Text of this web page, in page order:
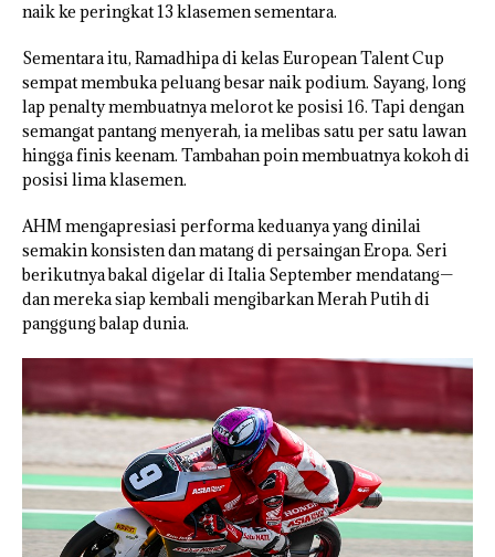
naik ke peringkat 13 klasemen sementara.
Sementara itu, Ramadhipa di kelas European Talent Cup
sempat membuka peluang besar naik podium. Sayang, long
lap penalty membuatnya melorot ke posisi 16. Tapi dengan
semangat pantang menyerah, ia melibas satu per satu lawan
hingga finis keenam. Tambahan poin membuatnya kokoh di
posisi lima klasemen.
AHM mengapresiasi performa keduanya yang dinilai
semakin konsisten dan matang di persaingan Eropa. Seri
berikutnya bakal digelar di Italia September mendatang—
dan mereka siap kembali mengibarkan Merah Putih di
panggung balap dunia.